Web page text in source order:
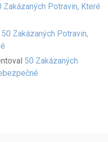
Zakázaných Potravin, Které
50 Zakázaných Potravin,
50 Zakázaných